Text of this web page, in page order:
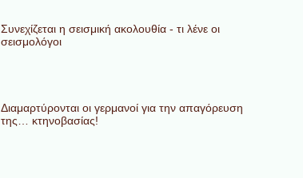
Συνεχίζεται η σεισμική ακολουθία - τι λένε οι
σεισμολόγοι
Διαμαρτύρονται οι γερμανοί για την απαγόρευση
της… κτηνοβασίας!